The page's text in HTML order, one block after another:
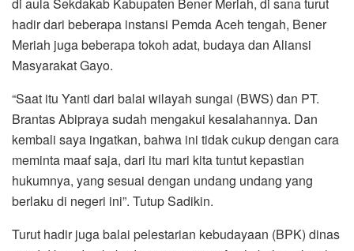
hadir dari beberapa instansi Pemda Aceh tengah, Bener
Meriah juga beberapa tokoh adat, budaya dan Aliansi
Masyarakat Gayo.
“Saat itu Yanti dari balai wilayah sungai (BWS) dan PT.
Brantas Abipraya sudah mengakui kesalahannya. Dan
kembali saya ingatkan, bahwa ini tidak cukup dengan cara
meminta maaf saja, dari itu mari kita tuntut kepastian
hukumnya, yang sesuai dengan undang undang yang
berlaku di negeri ini”. Tutup Sadikin.
Turut hadir juga balai pelestarian kebudayaan (BPK) dinas